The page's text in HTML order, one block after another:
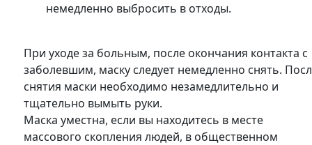
немедленно выбросить в отходы.
При уходе за больным, после окончания контакта с
заболевшим, маску следует немедленно снять.
снятия маски необходимо незамедлительно и
тщательно вымыть руки.
Маска уместна, если вы находитесь в месте
массового скопления людей, в общественном